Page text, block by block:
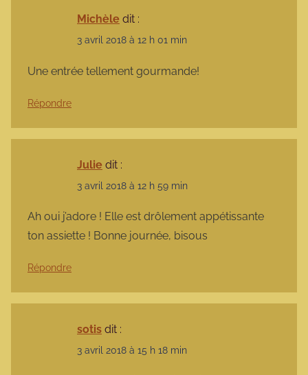
Michèle dit :
3 avril 2018 à 12 h 01 min
Une entrée tellement gourmande!
Répondre
Julie dit :
3 avril 2018 à 12 h 59 min
Ah oui j’adore ! Elle est drôlement appétissante
ton assiette ! Bonne journée, bisous
Répondre
sotis dit :
3 avril 2018 à 15 h 18 min